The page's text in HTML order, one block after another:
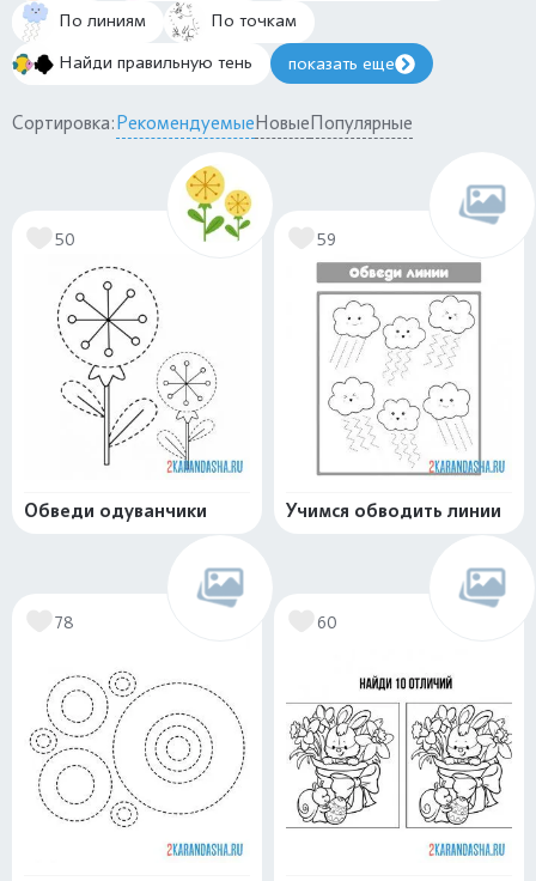
По линиям
По точкам
Найди правильную тень
показать еще
Сортировка:РекомендуемыеНовыеПопулярные
50
Обведи одуванчики
59
Учимся обводить линии
78 60